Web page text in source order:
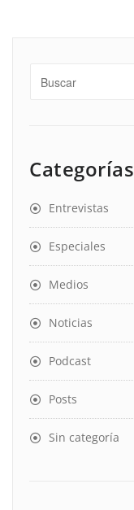
Categorías
Entrevistas
Especiales
Medios
Noticias
Podcast
Posts
Sin categoría